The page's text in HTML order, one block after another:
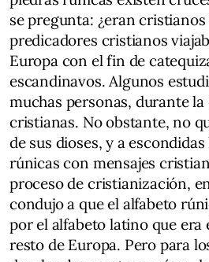
se pregunta: ¿eran
predicadores cristianos
Europa con el fin de
escandinavos. Algunos
muchas personas, durante
cristianas. No obstante, no
de sus dioses, y a
rúnicas con mensajes
proceso de cristianización,
condujo a que el alfabeto
por el alfabeto latino que era
resto de Europa. Pero para